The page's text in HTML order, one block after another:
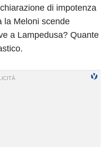
di impotenza
la Meloni scende
a Lampedusa? Quante